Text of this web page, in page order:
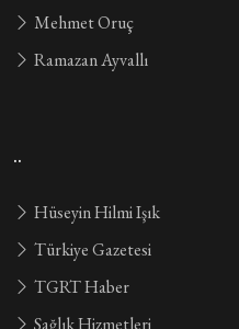
Mehmet Oruç
Ramazan Ayvallı
..
Hüseyin Hilmi Işık
Türkiye Gazetesi
TGRT Haber
Sağlık Hizmetleri